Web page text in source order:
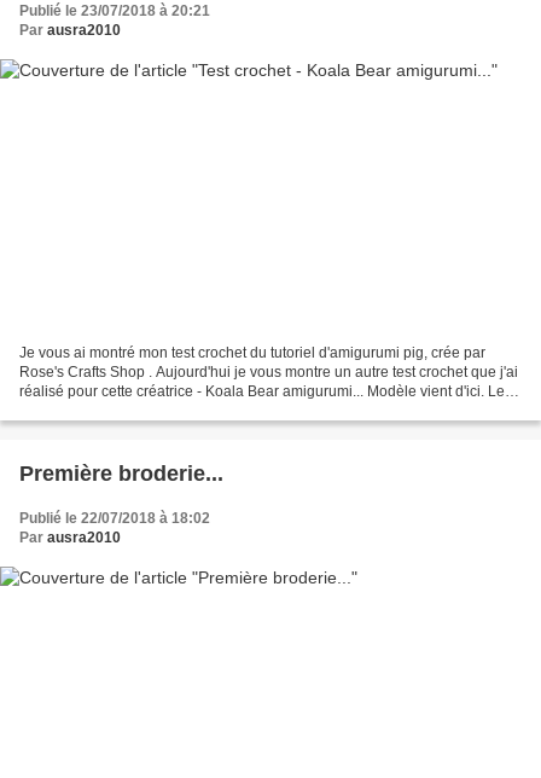
Publié le 23/07/2018 à 20:21
Par ausra2010
Je vous ai montré mon test crochet du tutoriel d'amigurumi pig, crée par
Rose's Crafts Shop . Aujourd'hui je vous montre un autre test crochet que j'ai
réalisé pour cette créatrice - Koala Bear amigurumi... Modèle vient d'ici. Le
Première broderie...
Publié le 22/07/2018 à 18:02
Par ausra2010